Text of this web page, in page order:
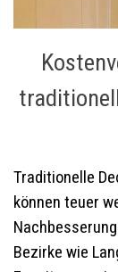
Traditionelle
können teuer
Bezirke wie